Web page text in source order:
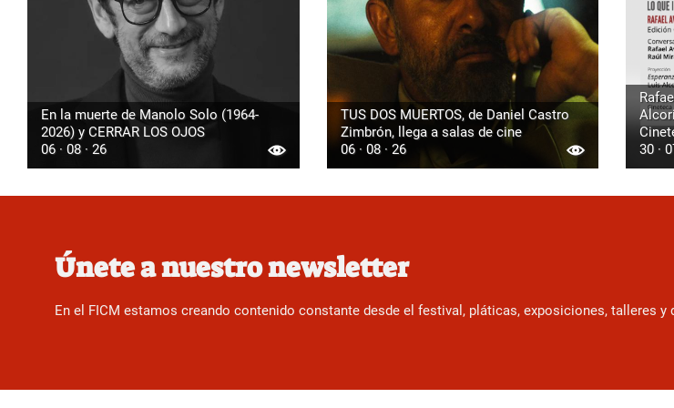
En la muerte de Manolo Solo (1964-
2026) y CERRAR LOS OJOS
06 · 08 · 26
TUS DOS MUERTOS, de Daniel Castro
Zimbrón, llega a salas de cine
06 · 08 · 26
30 ·
Únete a nuestro newsletter
En el FICM estamos creando contenido constante desde el festival, pláticas, exposiciones, talleres